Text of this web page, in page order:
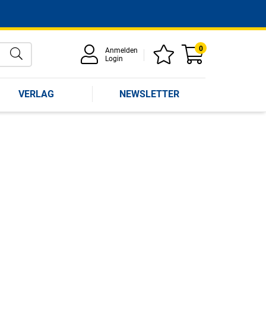
Anmelden
Login
0
VERLAG NEWSLETTER